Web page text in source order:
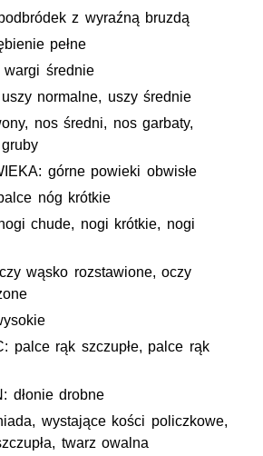
z wyraźną bruzdą
pełne
wargi średnie
normalne, uszy średnie
nos średni, nos garbaty,
górne powieki obwisłe
nóg krótkie
chude, nogi krótkie, nogi
wąsko rozstawione, oczy
palce rąk szczupłe, palce rąk
dłonie drobne
wystające kości policzkowe,
twarz owalna